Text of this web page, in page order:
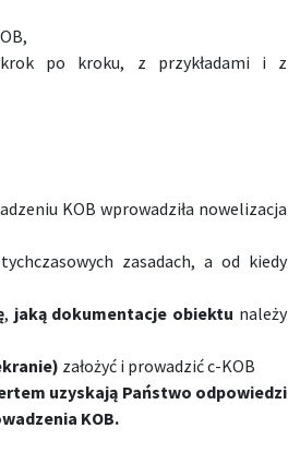
krok po kroku, z przykładami i z
KOB wprowadziła nowelizacja
zasadach, a od kiedy
, jaką dokumentacje obiektu należy
założyć i prowadzić c-KOB
uzyskają Państwo odpowiedzi
KOB.